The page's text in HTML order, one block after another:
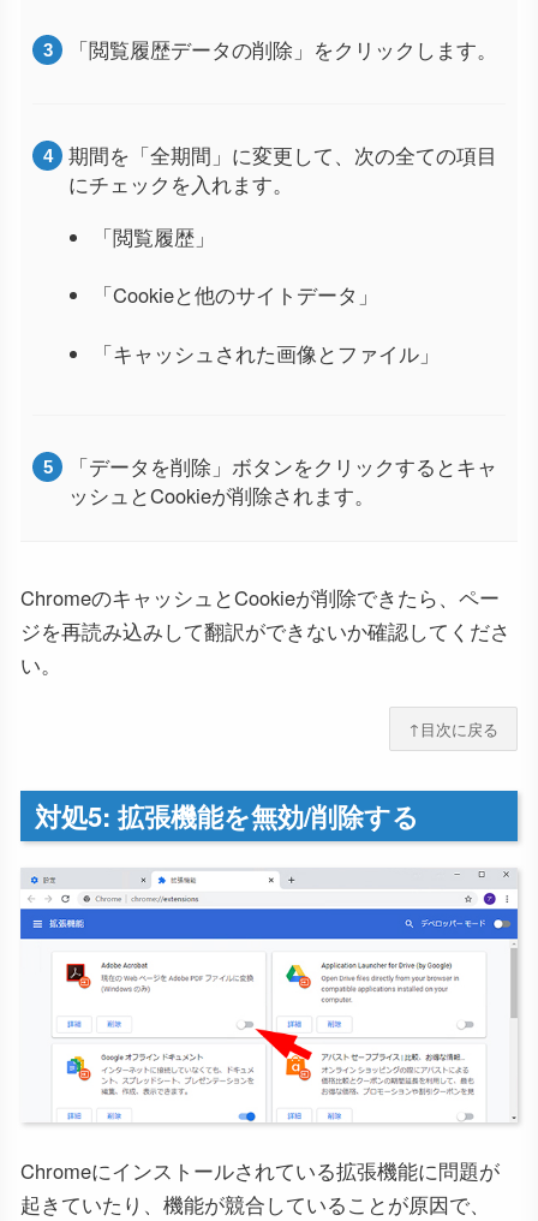
「閲覧履歴データの削除」をクリックします。
期間を「全期間」に変更して、次の全ての項目
にチェックを入れます。
「閲覧履歴」
「Cookieと他のサイトデータ」
「キャッシュされた画像とファイル」
「データを削除」ボタンをクリックするとキャ
ッシュとCookieが削除されます。
ChromeのキャッシュとCookieが削除できたら、ペー
ジを再読み込みして翻訳ができないか確認してくださ
い。
↑目次に戻る
対処5: 拡張機能を無効/削除する
Chromeにインストールされている拡張機能に問題が
起きていたり、機能が競合していることが原因で、